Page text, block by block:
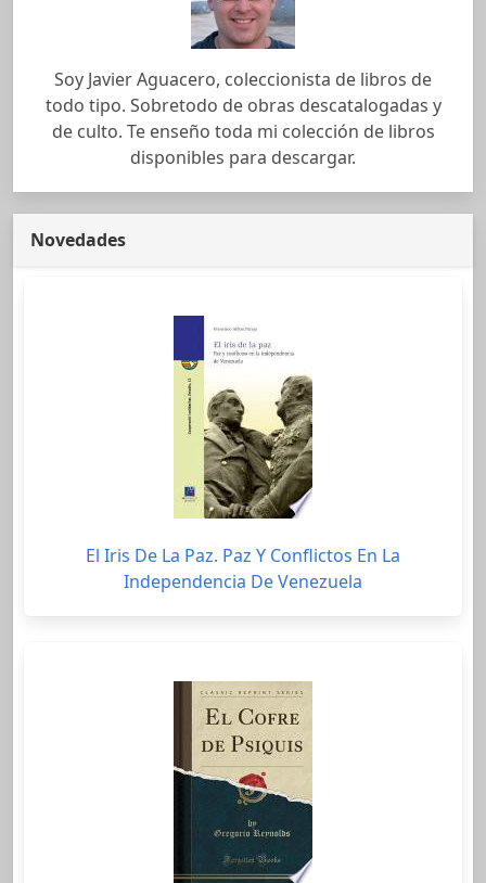
Soy Javier Aguacero, coleccionista de libros de
todo tipo. Sobretodo de obras descatalogadas y
de culto. Te enseño toda mi colección de libros
disponibles para descargar.
Novedades
El Iris De La Paz. Paz Y Conflictos En La
Independencia De Venezuela